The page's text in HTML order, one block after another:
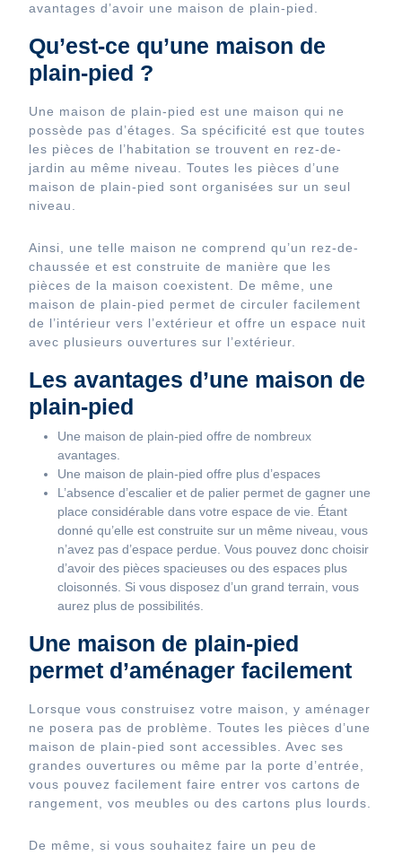
avantages d’avoir une maison de plain-pied.
Qu’est-ce qu’une maison de
plain-pied ?
Une maison de plain-pied est une maison qui ne
possède pas d’étages. Sa spécificité est que toutes
les pièces de l’habitation se trouvent en rez-de-
jardin au même niveau. Toutes les pièces d’une
maison de plain-pied sont organisées sur un seul
niveau.
Ainsi, une telle maison ne comprend qu’un rez-de-
chaussée et est construite de manière que les
pièces de la maison coexistent. De même, une
maison de plain-pied permet de circuler facilement
de l’intérieur vers l’extérieur et offre un espace nuit
avec plusieurs ouvertures sur l’extérieur.
Les avantages d’une maison de
plain-pied
Une maison de plain-pied offre de nombreux
avantages.
Une maison de plain-pied offre plus d’espaces
L’absence d’escalier et de palier permet de gagner une
place considérable dans votre espace de vie. Étant
donné qu’elle est construite sur un même niveau, vous
n’avez pas d’espace perdue. Vous pouvez donc choisir
d’avoir des pièces spacieuses ou des espaces plus
cloisonnés. Si vous disposez d’un grand terrain, vous
aurez plus de possibilités.
Une maison de plain-pied
permet d’aménager facilement
Lorsque vous construisez votre maison, y aménager
ne posera pas de problème. Toutes les pièces d’une
maison de plain-pied sont accessibles. Avec ses
grandes ouvertures ou même par la porte d’entrée,
vous pouvez facilement faire entrer vos cartons de
rangement, vos meubles ou des cartons plus lourds.
De même, si vous souhaitez faire un peu de